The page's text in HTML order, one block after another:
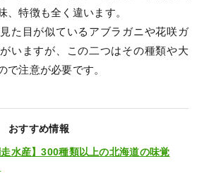
、特徴も全く違います。
た目が似ているアブラガニや花咲ガ
いますが、この二つはその種類や大
で注意が必要です。
おすすめ情報
走水産】300種類以上の北海道の味覚